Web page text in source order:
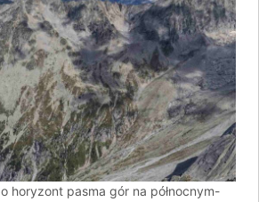
horyzont pasma gór na północnym-